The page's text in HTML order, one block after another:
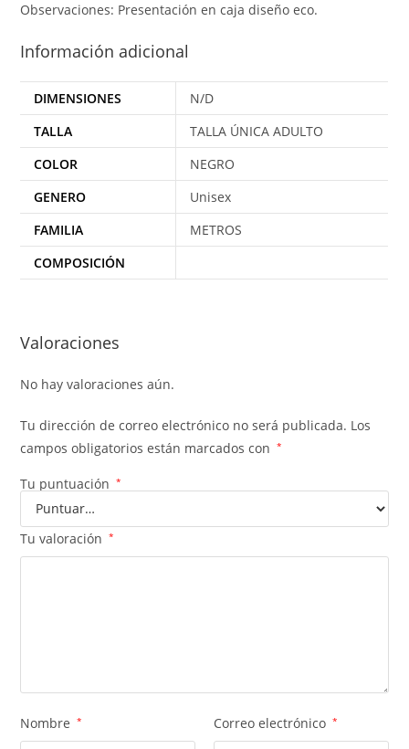
Observaciones: Presentación en caja diseño eco.
Información adicional
DIMENSIONES
N/D
TALLA
TALLA ÚNICA ADULTO
COLOR
NEGRO
GENERO
Unisex
FAMILIA
METROS
COMPOSICIÓN
Valoraciones
No hay valoraciones aún.
Tu dirección de correo electrónico no será publicada. Los
campos obligatorios están marcados con
*
Tu puntuación *
Tu valoración *
Nombre * Correo electrónico *